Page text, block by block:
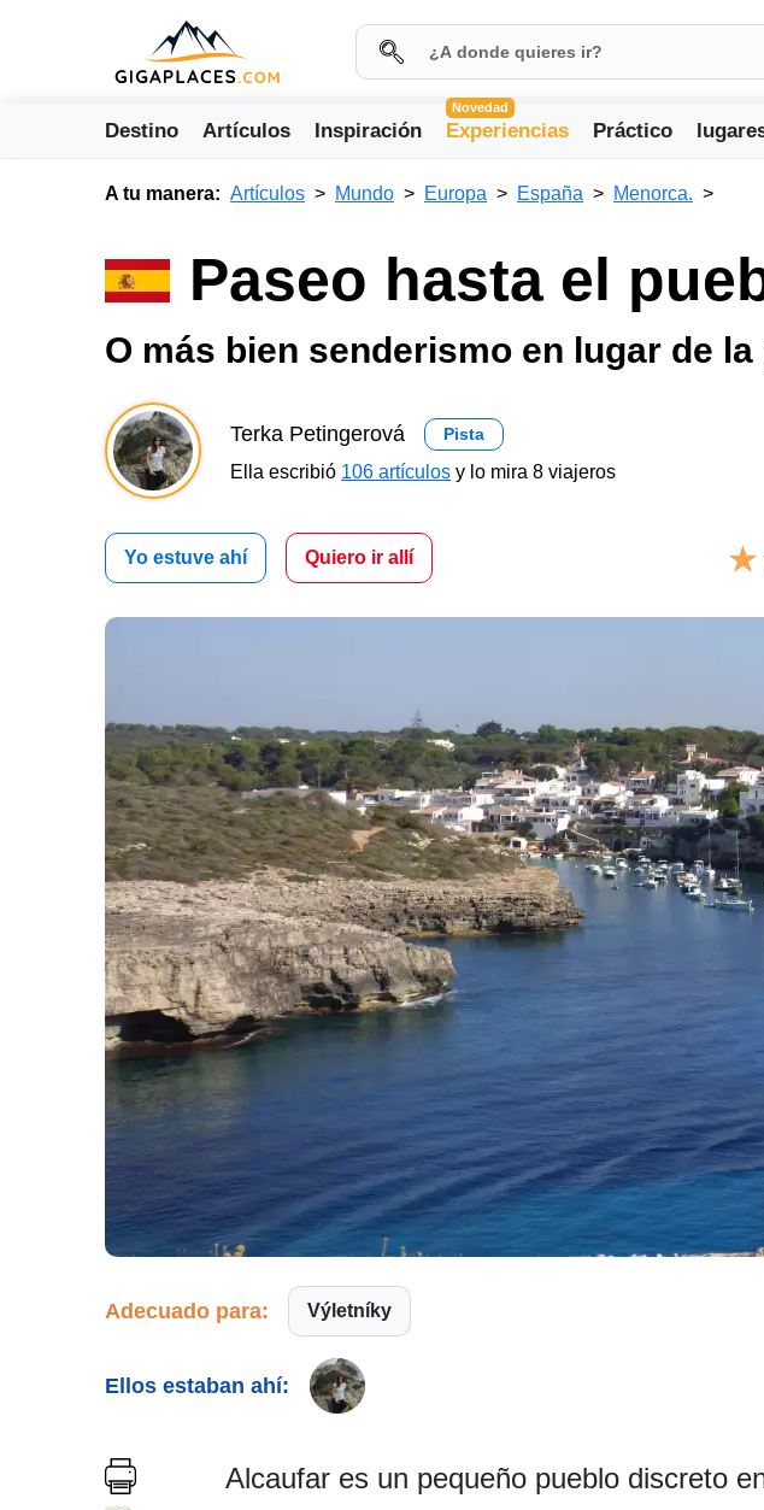
Destino Artículos Inspiración
Novedad
Experiencias Práctico
A tu manera: Artículos Mundo Europa España Menorca.
Paseo hasta el
O más bien senderismo en lugar de la
Terka Petingerová Pista
Ella escribió 106 artículos y lo mira 8 viajeros
Yo estuve ahí Quiero ir allí
Adecuado para: Výletníky
Ellos estaban ahí:
Alcaufar es un pequeño pueblo discreto